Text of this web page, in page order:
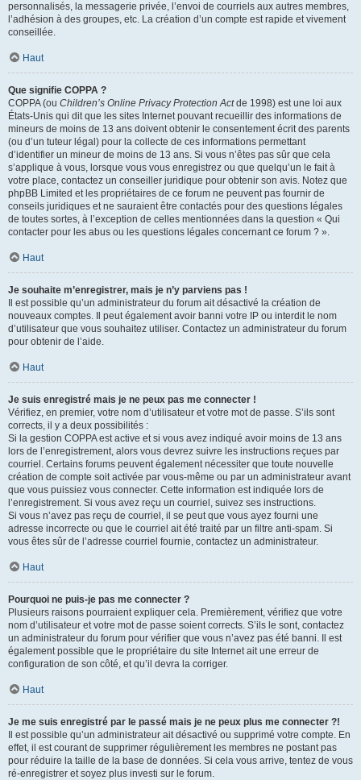
personnalisés, la messagerie privée, l’envoi de courriels aux autres membres,
l’adhésion à des groupes, etc. La création d’un compte est rapide et vivement
conseillée.
Haut
Que signifie COPPA ?
COPPA (ou Children’s Online Privacy Protection Actde 1998) est une loi aux
États-Unis qui dit que les sites Internet pouvant recueillir des informations de
mineurs de moins de 13 ans doivent obtenir le consentement écrit des parents
(ou d’un tuteur légal) pour la collecte de ces informations permettant
d’identifier un mineur de moins de 13 ans. Si vous n’êtes pas sûr que cela
s’applique à vous, lorsque vous vous enregistrez ou que quelqu’un le fait à
votre place, contactez un conseiller juridique pour obtenir son avis. Notez que
phpBB Limited et les propriétaires de ce forum ne peuvent pas fournir de
conseils juridiques et ne sauraient être contactés pour des questions légales
de toutes sortes, à l’exception de celles mentionnées dans la question « Qui
contacter pour les abus ou les questions légales concernant ce forum ? ».
Haut
Je souhaite m’enregistrer, mais je n’y parviens pas !
Il est possible qu’un administrateur du forum ait désactivé la création de
nouveaux comptes. Il peut également avoir banni votre IP ou interdit le nom
d’utilisateur que vous souhaitez utiliser. Contactez un administrateur du forum
pour obtenir de l’aide.
Haut
Je suis enregistré mais je ne peux pas me connecter !
Vérifiez, en premier, votre nom d’utilisateur et votre mot de passe. S’ils sont
corrects, il y a deux possibilités :
Si la gestion COPPA est active et si vous avez indiqué avoir moins de 13 ans
lors de l’enregistrement, alors vous devrez suivre les instructions reçues par
courriel. Certains forums peuvent également nécessiter que toute nouvelle
création de compte soit activée par vous-même ou par un administrateur avant
que vous puissiez vous connecter. Cette information est indiquée lors de
l’enregistrement. Si vous avez reçu un courriel, suivez ses instructions.
Si vous n’avez pas reçu de courriel, il se peut que vous ayez fourni une
adresse incorrecte ou que le courriel ait été traité par un filtre anti-spam. Si
vous êtes sûr de l’adresse courriel fournie, contactez un administrateur.
Haut
Pourquoi ne puis-je pas me connecter ?
Plusieurs raisons pourraient expliquer cela. Premièrement, vérifiez que votre
nom d’utilisateur et votre mot de passe soient corrects. S’ils le sont, contactez
un administrateur du forum pour vérifier que vous n’avez pas été banni. Il est
également possible que le propriétaire du site Internet ait une erreur de
configuration de son côté, et qu’il devra la corriger.
Haut
Je me suis enregistré par le passé mais je ne peux plus me connecter ?!
Il est possible qu’un administrateur ait désactivé ou supprimé votre compte. En
effet, il est courant de supprimer régulièrement les membres ne postant pas
pour réduire la taille de la base de données. Si cela vous arrive, tentez de vous
ré-enregistrer et soyez plus investi sur le forum.